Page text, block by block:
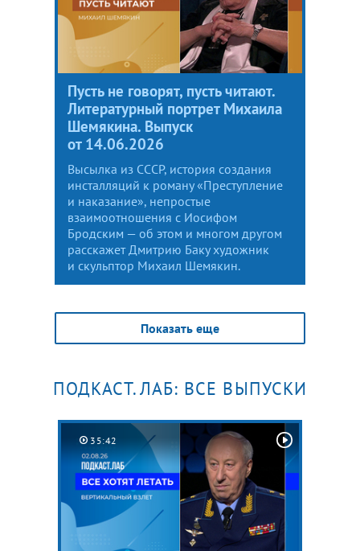
Пусть не говорят, пусть читают.
Литературный портрет Михаила
Шемякина. Выпуск
от 14.06.2026
Высылка из СССР, история создания
инсталляций к роману «Преступление
и наказание», непростые
взаимоотношения с Иосифом
Бродским — об этом и многом другом
расскажет Дмитрию Баку художник
и скульптор Михаил Шемякин.
Показать еще
ПОДКАСТ.ЛАБ: ВСЕ ВЫПУСКИ
35:42